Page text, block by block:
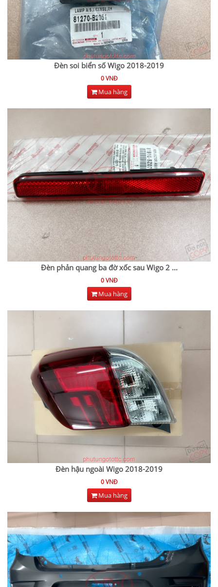
Đèn soi biển số Wigo 2018-2019
0 VNĐ
Mua hàng
Đèn phản quang ba đờ xốc sau Wigo 2...
0 VNĐ
Mua hàng
Đèn hậu ngoài Wigo 2018-2019
0 VNĐ
Mua hàng